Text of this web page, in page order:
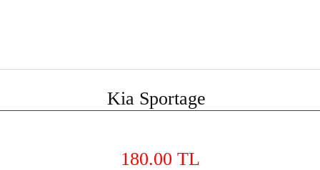
Kia Sportage
180.00 TL